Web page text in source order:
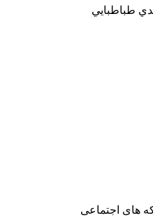
طباطبايي
های اجتماعی